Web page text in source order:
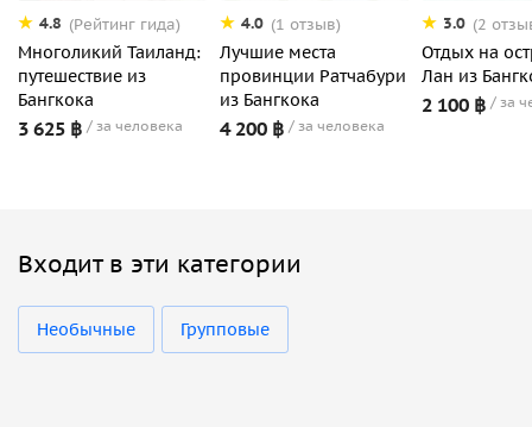
4.8 (Рейтинг гида)
Многоликий Таиланд:
путешествие из
Бангкока
3 625 ฿ за человека
4.0 (1 отзыв)
Лучшие места
провинции Ратчабури
из Бангкока
4 200 ฿ за человека
3.0 (2
Отдых на
Лан из
2 100 ฿ за
Входит в эти категории
Необычные Групповые